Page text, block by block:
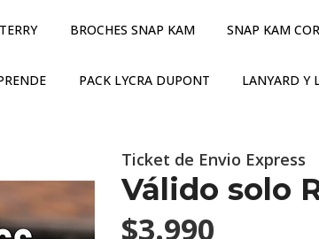
BROCHES SNAP KAM SNAP KAM
PACK LYCRA DUPONT LANYARD Y
Ticket de Envio Express
Válido solo
$3.990